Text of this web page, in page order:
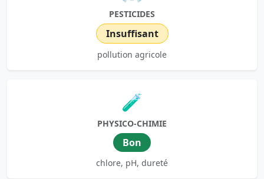
PESTICIDES
Insuffisant
pollution agricole
🧪
PHYSICO-CHIMIE
Bon
chlore, pH, dureté